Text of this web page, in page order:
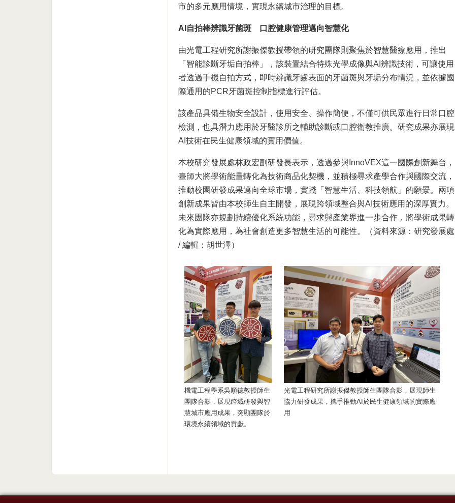
市的多元應用情境，實現永續城市治理的目標。
AI自拍棒辨識牙菌斑 口腔健康管理邁向智慧化
由光電工程研究所謝振傑教授帶領的研究團隊則聚焦於智慧醫療應用，推出
「智能診斷牙垢自拍棒」，該裝置結合特殊光學成像與AI辨識技術，可讓使用
者透過手機自拍方式，即時辨識牙齒表面的牙菌斑與牙垢分布情況，並依據國
際通用的PCR牙菌斑控制指標進行評估。
該產品具備生物安全設計，使用安全、操作簡便，不僅可供民眾進行日常口腔
檢測，也具潛力應用於牙醫診所之輔助診斷或口腔衛教推廣。研究成果亦展現
AI技術在民生健康領域的實用價值。
本校研究發展處林政宏副研發長表示，透過參與InnoVEX這一國際創新舞台，
臺師大將學術能量轉化為技術商品化契機，並積極尋求產學合作與國際交流，
推動校園研發成果邁向全球市場，實踐「智慧生活、科技領航」的願景。兩項
創新成果皆由本校師生自主開發，展現跨領域整合與AI技術應用的深厚實力。
未來團隊亦規劃持續優化系統功能，尋求與產業界進一步合作，將學術成果轉
化為實際應用，為社會創造更多智慧生活的可能性。（資料來源：研究發展處
/ 編輯：胡世澤）
機電工程學系吳順德教授師生
團隊合影，展現跨域研發與智
慧城市應用成果，突顯團隊於
環境永續領域的貢獻。
光電工程研究所謝振傑教授師生團隊合影，展現師生
協力研發成果，攜手推動AI於民生健康領域的實際應
用